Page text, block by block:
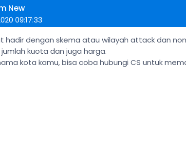
New
09:17:33
hadir dengan skema atau wilayah attack dan
kuota dan juga harga.
kota kamu, bisa coba hubungi CS untuk